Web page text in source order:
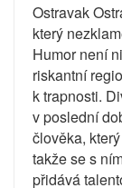
Ostravak
který
Humor není
riskantní
k trapnosti.
v poslední
člověka,
takže se s
přidává